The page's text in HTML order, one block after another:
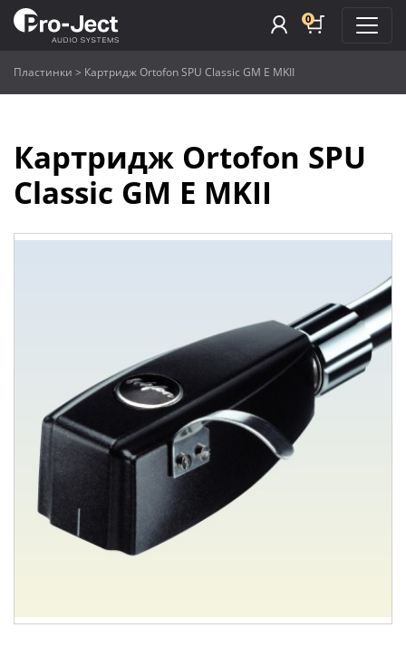
0
Пластинки > Картридж Ortofon SPU Classic GM E MKII
Картридж Ortofon SPU
Classic GM E MKII